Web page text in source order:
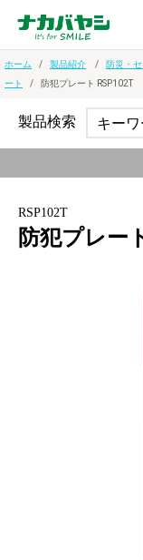
ホーム 製品紹介 防災・
ート
防犯プレート RSP102T
RSP102T
防犯プレー
視覚を集めて防
侵入者をためらわせ
既存の防犯装置と併
玄関・窓・宅配BOX
製品検索